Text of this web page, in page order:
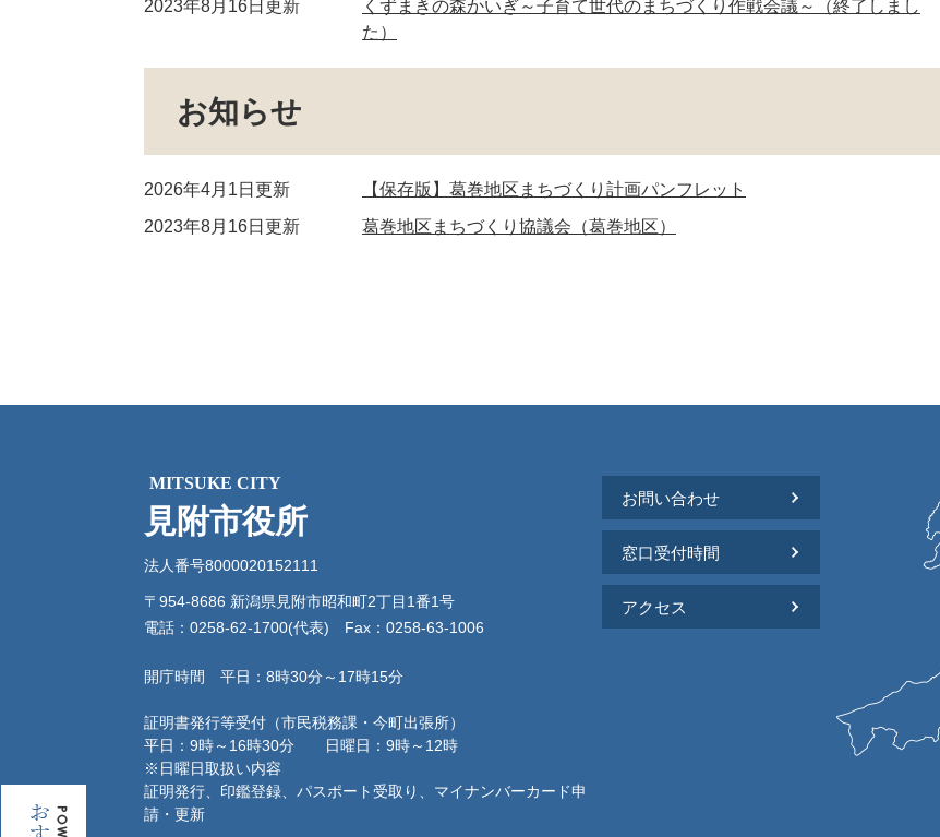
2023年8月16日更新
くずまきの森かいぎ～子育て世代のまちづくり作戦会議～（終了しまし
た）
お知らせ
2026年4月1日更新
【保存版】葛巻地区まちづくり計画パンフレット
2023年8月16日更新
葛巻地区まちづくり協議会（葛巻地区）
MITSUKE CITY
見附市役所
法人番号8000020152111
〒954-8686 新潟県見附市昭和町2丁目1番1号
電話：0258-62-1700(代表) Fax：0258-63-1006
開庁時間 平日：8時30分～17時15分
証明書発行等受付（市民税務課・今町出張所）
平日：9時～16時30分 日曜日：9時～12時
※日曜日取扱い内容
証明発行、印鑑登録、パスポート受取り、マイナンバーカード申
請・更新
お問い合わせ
窓口受付時間
アクセス